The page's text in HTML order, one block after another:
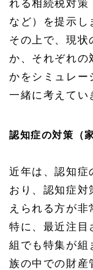
れる相続税対策
など）を提示し
その上で、現状
か、それぞれの
かをシミュレー
一緒に考えてい
認知症の対策（
近年は、認知症
おり、認知症対
えられる方が非
特に、最近注目
組でも特集が組
族の中での財産